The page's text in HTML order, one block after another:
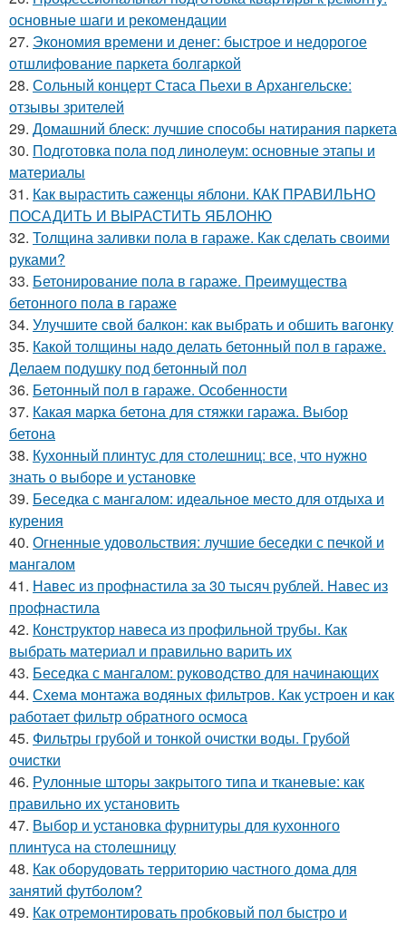
основные шаги и рекомендации
27. Экономия времени и денег: быстрое и недорогое
отшлифование паркета болгаркой
28. Сольный концерт Стаса Пьехи в Архангельске:
отзывы зрителей
29. Домашний блеск: лучшие способы натирания паркета
30. Подготовка пола под линолеум: основные этапы и
материалы
31. Как вырастить саженцы яблони. КАК ПРАВИЛЬНО
ПОСАДИТЬ И ВЫРАСТИТЬ ЯБЛОНЮ
32. Толщина заливки пола в гараже. Как сделать своими
руками?
33. Бетонирование пола в гараже. Преимущества
бетонного пола в гараже
34. Улучшите свой балкон: как выбрать и обшить вагонку
35. Какой толщины надо делать бетонный пол в гараже.
Делаем подушку под бетонный пол
36. Бетонный пол в гараже. Особенности
37. Какая марка бетона для стяжки гаража. Выбор
бетона
38. Кухонный плинтус для столешниц: все, что нужно
знать о выборе и установке
39. Беседка с мангалом: идеальное место для отдыха и
курения
40. Огненные удовольствия: лучшие беседки с печкой и
мангалом
41. Навес из профнастила за 30 тысяч рублей. Навес из
профнастила
42. Конструктор навеса из профильной трубы. Как
выбрать материал и правильно варить их
43. Беседка с мангалом: руководство для начинающих
44. Схема монтажа водяных фильтров. Как устроен и как
работает фильтр обратного осмоса
45. Фильтры грубой и тонкой очистки воды. Грубой
очистки
46. Рулонные шторы закрытого типа и тканевые: как
правильно их установить
47. Выбор и установка фурнитуры для кухонного
плинтуса на столешницу
48. Как оборудовать территорию частного дома для
занятий футболом?
49. Как отремонтировать пробковый пол быстро и